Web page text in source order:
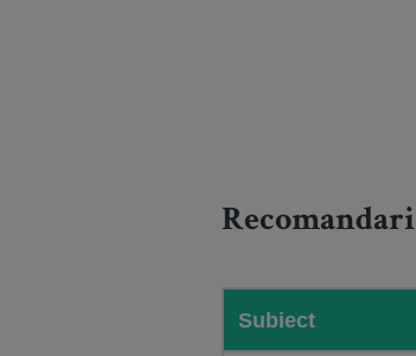
Recomandari
Subiect